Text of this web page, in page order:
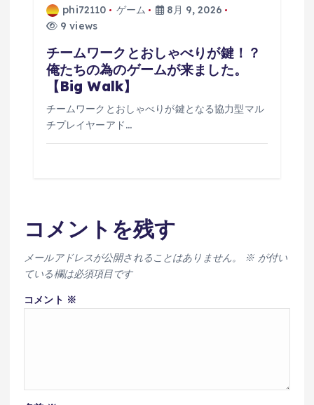
phi72110 ゲーム
8月 9, 2026
9 views
チームワークとおしゃべりが鍵！？
俺たちの為のゲームが来ました。
【Big Walk】
チームワークとおしゃべりが鍵となる協力型マル
チプレイヤーアド…
コメントを残す
メールアドレスが公開されることはありません。 ※が付い
ている欄は必須項目です
コメント ※